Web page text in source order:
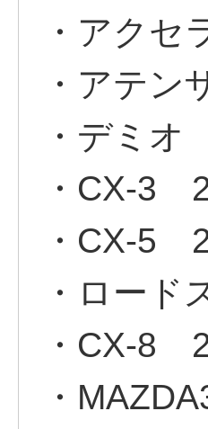
・アクセ
・アテン
・デミオ
・CX-3
・CX-5
・ロード
・CX-8
・